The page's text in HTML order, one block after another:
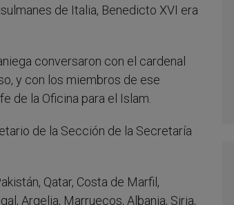
de Italia, Benedicto XVI era
conversaron con el cardenal
y con los miembros de ese
de la Oficina para el Islam.
de la Sección de la Secretaría
Qatar, Costa de Marfil,
Argelia, Marruecos, Albania, Siria,